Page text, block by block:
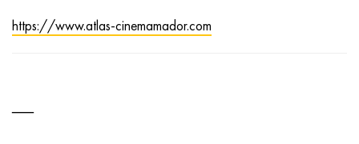
https://www.atlas-cinemamador.com